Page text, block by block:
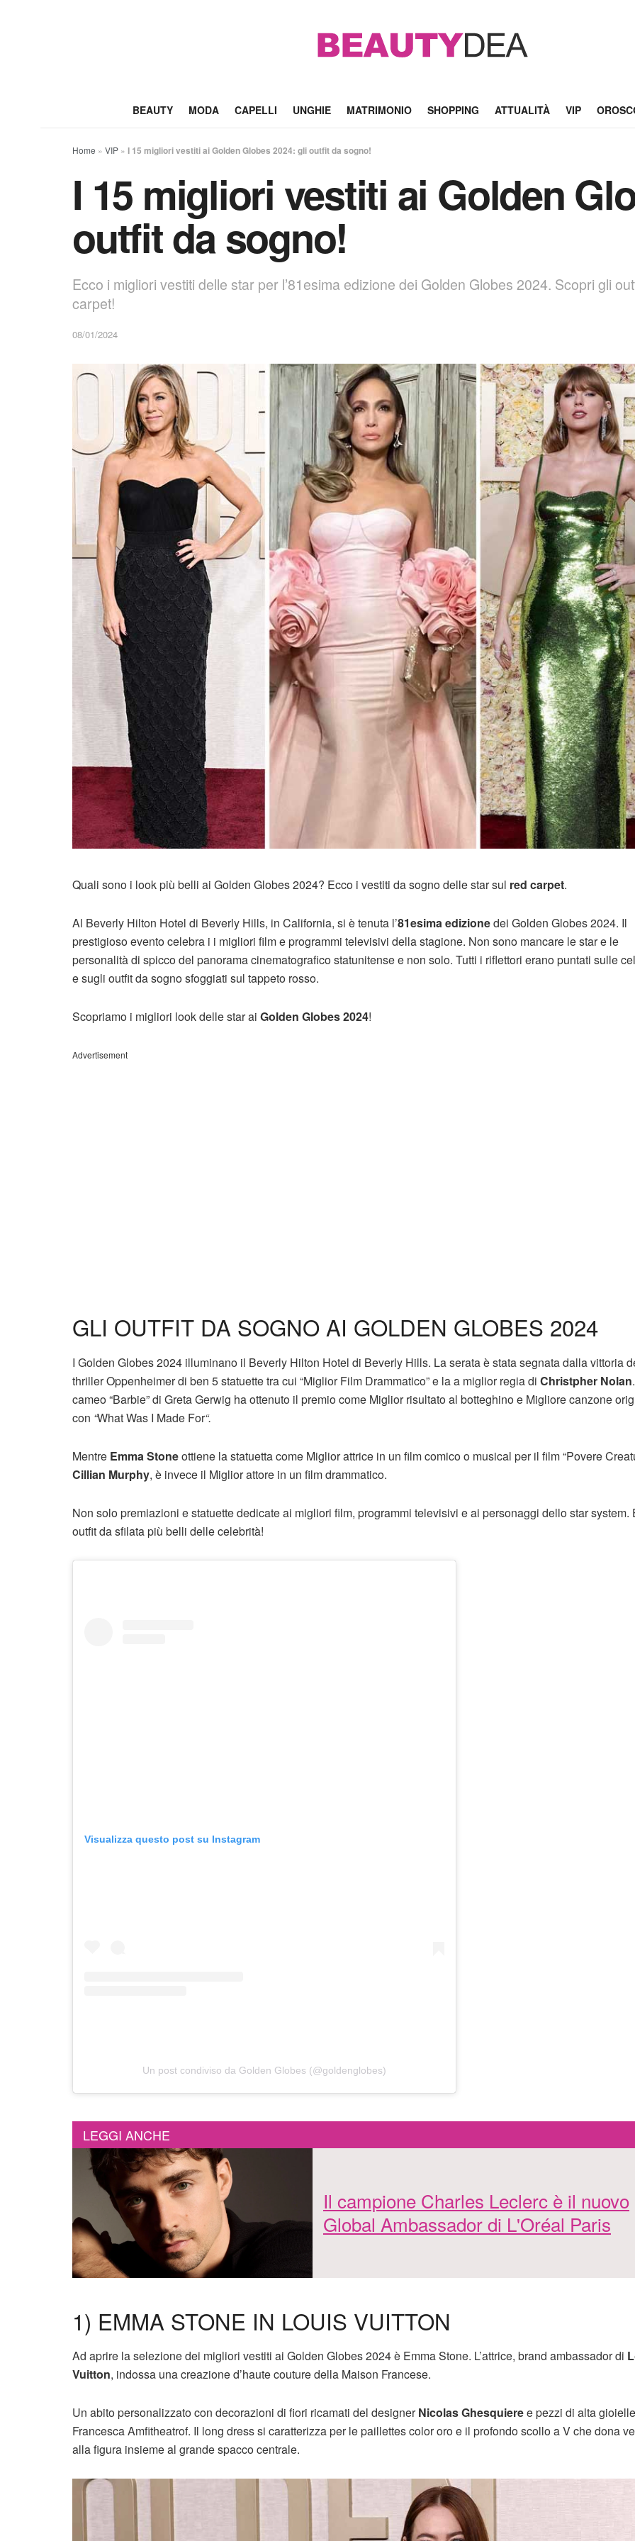
BEAUTY MODA CAPELLI UNGHIE MATRIMONIO SHOPPING ATTUALITÀ VIP
Home » VIP » I 15 migliori vestiti ai Golden Globes 2024: gli outfit da sogno!
I 15 migliori vestiti ai Golden
outfit da sogno!
Ecco i migliori vestiti delle star per l’81esima edizione dei Golden Globes 2024. Scopri gli
carpet!
08/01/2024
Quali sono i look più belli ai Golden Globes 2024? Ecco i vestiti da sogno delle star sul red carpet.
Al Beverly Hilton Hotel di Beverly Hills, in California, si è tenuta l’81esima edizionedei Golden Globes 2024. Il
prestigioso evento celebra i i migliori film e programmi televisivi della stagione. Non sono mancare le star e le
personalità di spicco del panorama cinematografico statunitense e non solo. Tutti i riflettori erano puntati sulle
e sugli outfit da sogno sfoggiati sul tappeto rosso.
Scopriamo i migliori look delle star ai Golden Globes 2024!
Advertisement
GLI OUTFIT DA SOGNO AI GOLDEN GLOBES 2024
I Golden Globes 2024 illuminano il Beverly Hilton Hotel di Beverly Hills. La serata è stata segnata dalla vittoria
thriller Oppenheimer di ben 5 statuette tra cui “Miglior Film Drammatico” e la a miglior regia di Christpher Nolan
cameo “Barbie” di Greta Gerwig ha ottenuto il premio come Miglior risultato al botteghino e Migliore canzone
con “What Was I Made For“.
Mentre Emma Stoneottiene la statuetta come Miglior attrice in un film comico o musical per il film “Povere
Cillian Murphy, è invece il Miglior attore in un film drammatico.
Non solo premiazioni e statuette dedicate ai migliori film, programmi televisivi e ai personaggi dello star system.
outfit da sfilata più belli delle celebrità!
Visualizza questo post su Instagram
Un post condiviso da Golden Globes (@goldenglobes)
LEGGI ANCHE
Il campione Charles Leclerc è il nuovo
Global Ambassador di L'Oréal Paris
1) EMMA STONE IN LOUIS VUITTON
Ad aprire la selezione dei migliori vestiti ai Golden Globes 2024 è Emma Stone. L’attrice, brand ambassador di
Vuitton, indossa una creazione d’haute couture della Maison Francese.
Un abito personalizzato con decorazioni di fiori ricamati del designerNicolas Ghesquieree pezzi di alta
Francesca Amfitheatrof. Il long dress si caratterizza per le paillettes color oro e il profondo scollo a V che dona
alla figura insieme al grande spacco centrale.